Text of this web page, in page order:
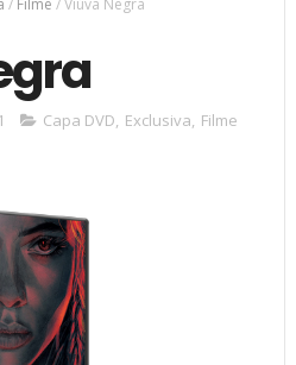
/ Filme /Viúva Negra
Capa DVD, Exclusiva, Filme